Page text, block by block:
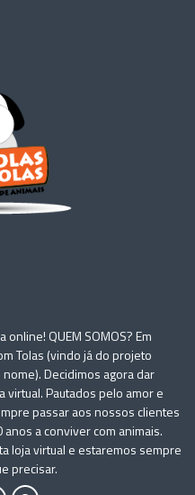
QUEM SOMOS? Em
Tolas (vindo já do projeto
Decidimos agora dar
Pautados pelo amor e
passar aos nossos clientes
a conviver com animais.
loja virtual e estaremos sempre
precisar.